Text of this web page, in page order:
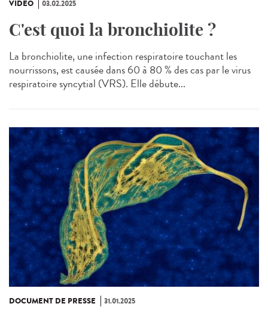
VIDÉO 03.02.2025
C'est quoi la bronchiolite ?
La bronchiolite, une infection respiratoire touchant les
nourrissons, est causée dans 60 à 80 % des cas par le virus
respiratoire syncytial (VRS). Elle débute...
DOCUMENT DE PRESSE 31.01.2025